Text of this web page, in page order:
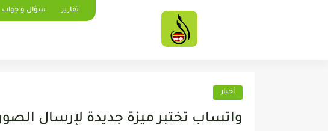
تقارير سؤال و جواب
أخبار
واتساب تختبر ميزة جديدة لإرسال